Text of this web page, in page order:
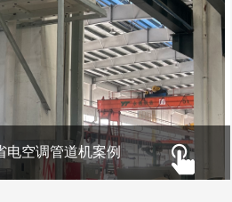
电空调管道机案例